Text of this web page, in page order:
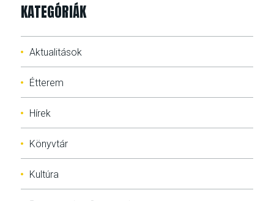
KATEGÓRIÁK
Aktualitások
Étterem
Hírek
Könyvtár
Kultúra